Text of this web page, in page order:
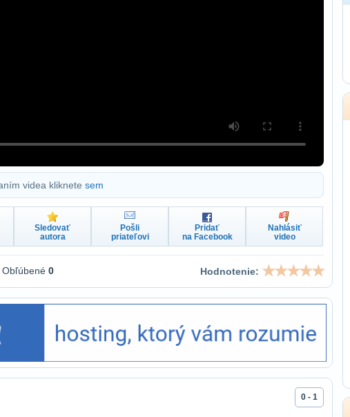
videa kliknete sem
Sledovať
autora
Pošli
priateľovi
Pridať
na Facebook
Nahlásiť
video
Obľúbené 0 Hodnotenie:
0 - 1